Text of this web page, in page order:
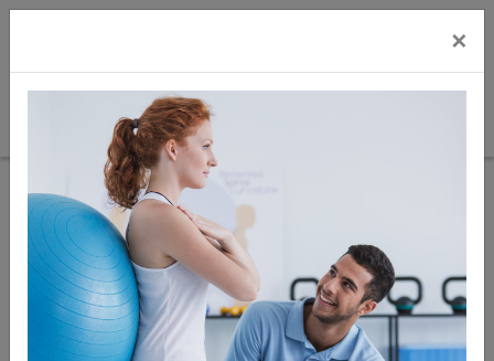
×
Gesundheit
Zur
Übersicht
Artikel
zurück